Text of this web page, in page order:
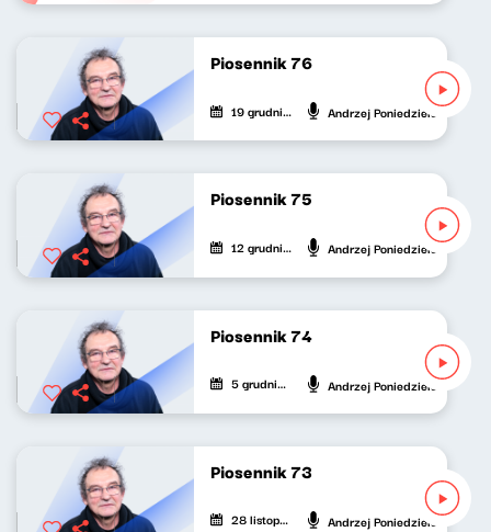
Piosennik 76
19 grudnia 2021 Andrzej Poniedzielski
Piosennik 75
12 grudnia 2021 Andrzej Poniedzielski
Piosennik 74
5 grudnia 2021 Andrzej Poniedzielski
Piosennik 73
28 listopada 2021 Andrzej Poniedzielski